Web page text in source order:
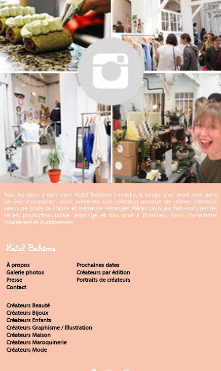
Tous les deux à trois mois Hôtel Bohême s'installe, le temps d'un week-end, dans
un lieu d'exception, pour présenter une sélection pointue de jeunes créateurs
venus de toute la France et même de l'étranger. Pièces Uniques, fait-main, petites
séries, production locale, recyclage et bio, sont à l'honneur, pour consommer
localement et durablement.
Hotel Bohême
À propos
Prochaines dates
Galerie photos
Créateurs par édition
Presse
Portraits de créateurs
Contact
Créateurs Beauté
Créateurs Bijoux
Créateurs Enfants
Créateurs Graphisme / Illustration
Créateurs Maison
Créateurs Maroquinerie
Créateurs Mode